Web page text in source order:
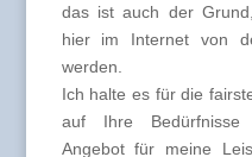
das ist auch der
hier im Internet von
werden.
Ich halte es für die
auf Ihre Bedürfnisse
Angebot für meine